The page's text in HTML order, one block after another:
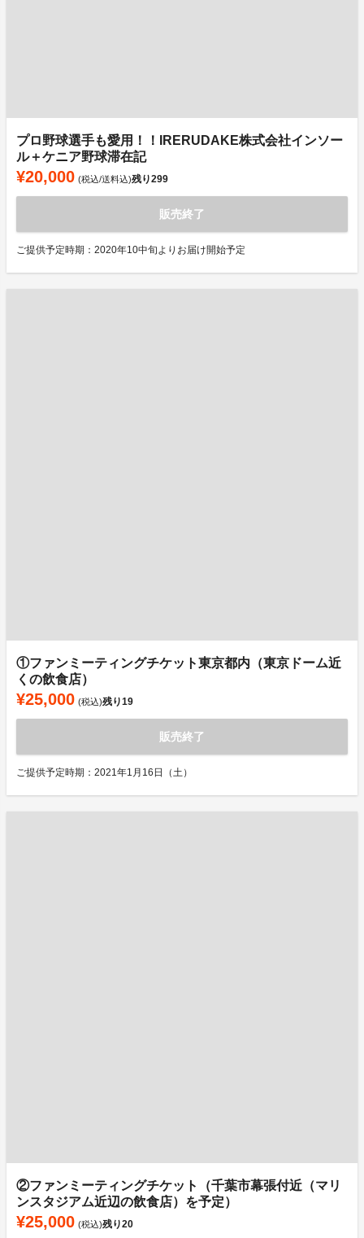
プロ野球選手も愛用！！IRERUDAKE株式会社インソー
ル＋ケニア野球滞在記
¥20,000 (税込/送料込)残り299
販売終了
ご提供予定時期：2020年10中旬よりお届け開始予定
①ファンミーティングチケット東京都内（東京ドーム近
くの飲食店）
¥25,000 (税込)残り19
販売終了
ご提供予定時期：2021年1月16日（土）
②ファンミーティングチケット（千葉市幕張付近（マリ
ンスタジアム近辺の飲食店）を予定）
¥25,000 (税込)残り20